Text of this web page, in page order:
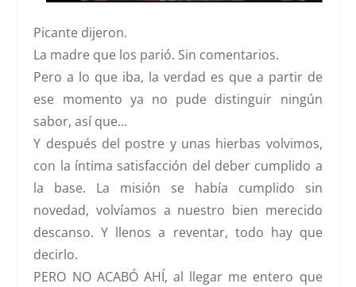
Picante dijeron.
La madre que los parió. Sin comentarios.
Pero a lo que iba, la verdad es que a partir de
ese momento ya no pude distinguir ningún
sabor, así que…
Y después del postre y unas hierbas volvimos,
con la íntima satisfacción del deber cumplido a
la base. La misión se había cumplido sin
novedad, volvíamos a nuestro bien merecido
descanso. Y llenos a reventar, todo hay que
decirlo.
PERO NO ACABÓ AHÍ, al llegar me entero que